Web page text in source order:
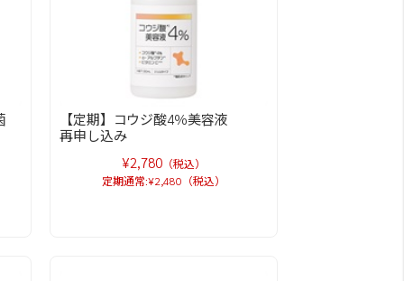
【定期】コウジ酸4％美容液
再申し込み
¥2,780 （税込）
定期通常:¥2,480（税込）